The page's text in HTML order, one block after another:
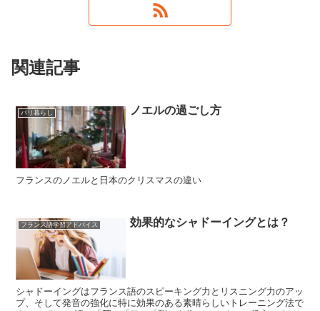
関連記事
パリ暮らし ノエルの過ごし方
フランスのノエルと日本のクリスマスの違い
フランス語学習アドバイス 効果的なシャドーイングとは？
シャドーイングはフランス語のスピーキング力とリスニング力のアッ
プ、そして発音の強化に特に効果のある素晴らしいトレーニング法で